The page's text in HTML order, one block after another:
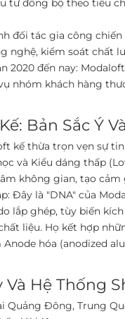
tư đồng bộ theo tiêu
đối tác gia công
nghệ, kiểm soát chất
2020 đến nay:
nhóm khách hàng
Bản Sắc Ý
kế thừa trọn vẹn sự
và Kiểu dáng thấp
không gian, tạo cảm
Đây là "DNA" của
lắp ghép, tùy biến
liệu. Họ kết hợp
hóa (anodized
Hệ Thống
Quảng Đông, Trung